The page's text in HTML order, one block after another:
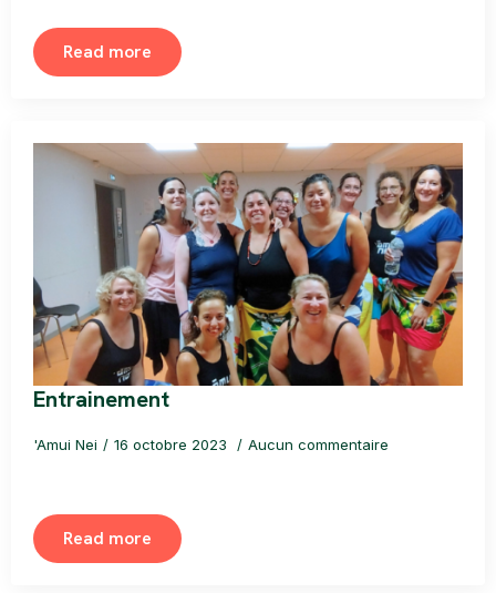
Read more
Entrainement
'Amui Nei 16 octobre 2023 Aucun commentaire
Read more